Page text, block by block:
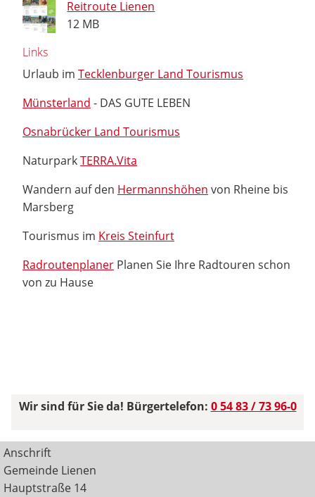
Reitroute Lienen
12 MB
Links
Urlaub im Tecklenburger Land Tourismus
Münsterland - DAS GUTE LEBEN
Osnabrücker Land Tourismus
NaturparkTERRA.Vita
Wandern auf den Hermannshöhen von Rheine bis
Marsberg
Tourismus im Kreis Steinfurt
Radroutenplaner Planen Sie Ihre Radtouren schon
von zu Hause
Wir sind für Sie da! Bürgertelefon: 0 54 83 / 73 96-0
Anschrift
Gemeinde Lienen
Hauptstraße 14